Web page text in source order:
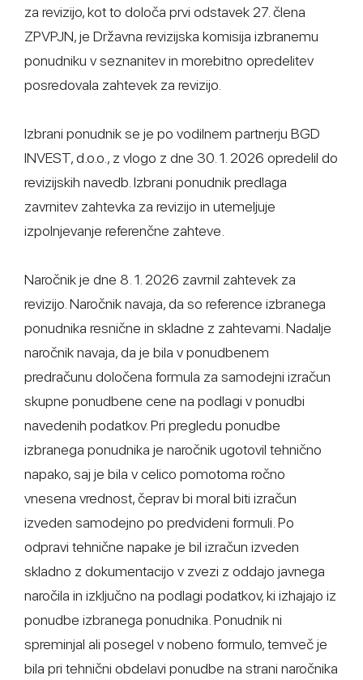
za revizijo, kot to določa prvi odstavek 27. člena
ZPVPJN, je Državna revizijska komisija izbranemu
ponudniku v seznanitev in morebitno opredelitev
posredovala zahtevek za revizijo.
Izbrani ponudnik se je po vodilnem partnerju BGD
INVEST, d.o.o., z vlogo z dne 30. 1. 2026 opredelil do
revizijskih navedb. Izbrani ponudnik predlaga
zavrnitev zahtevka za revizijo in utemeljuje
izpolnjevanje referenčne zahteve.
Naročnik je dne 8. 1. 2026 zavrnil zahtevek za
revizijo. Naročnik navaja, da so reference izbranega
ponudnika resnične in skladne z zahtevami. Nadalje
naročnik navaja, da je bila v ponudbenem
predračunu določena formula za samodejni izračun
skupne ponudbene cene na podlagi v ponudbi
navedenih podatkov. Pri pregledu ponudbe
izbranega ponudnika je naročnik ugotovil tehnično
napako, saj je bila v celico pomotoma ročno
vnesena vrednost, čeprav bi moral biti izračun
izveden samodejno po predvideni formuli. Po
odpravi tehnične napake je bil izračun izveden
skladno z dokumentacijo v zvezi z oddajo javnega
naročila in izključno na podlagi podatkov, ki izhajajo iz
ponudbe izbranega ponudnika. Ponudnik ni
spreminjal ali posegel v nobeno formulo, temveč je
bila pri tehnični obdelavi ponudbe na strani naročnika